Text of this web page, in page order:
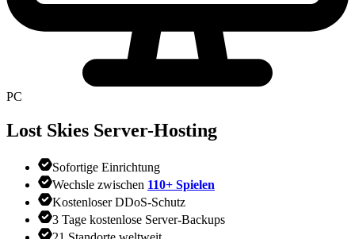
PC
Lost Skies Server-Hosting
Sofortige Einrichtung
Wechsle zwischen 110+ Spielen
Kostenloser DDoS-Schutz
3 Tage kostenlose Server-Backups